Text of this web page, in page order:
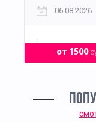
06.08.2026
.
от 1500